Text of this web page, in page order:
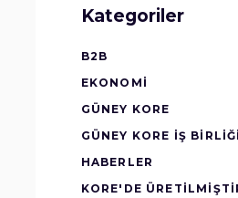
Kategoriler
B2B
EKONOMI
GÜNEY KORE
GÜNEY KORE İŞ BİRLİĞİ
HABERLER
KORE'DE